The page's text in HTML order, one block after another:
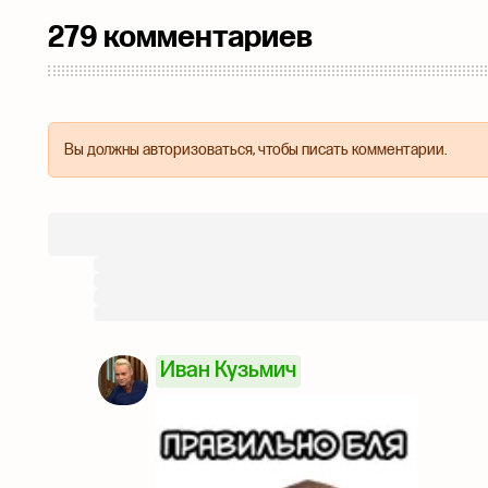
279 комментариев
Вы должны авторизоваться, чтобы писать комментарии.
Иван Кузьмич